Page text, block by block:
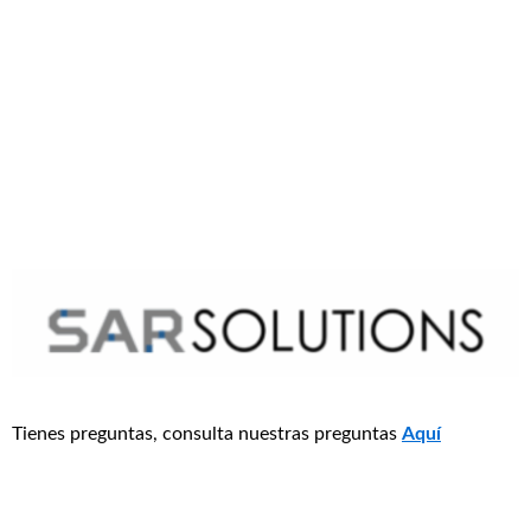
Tienes preguntas, consulta nuestras preguntas Aquí